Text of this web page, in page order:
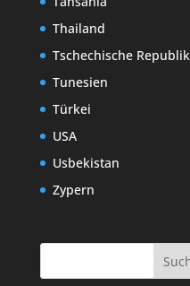
Thailand
Tschechische Republik
Tunesien
Türkei
USA
Usbekistan
Zypern